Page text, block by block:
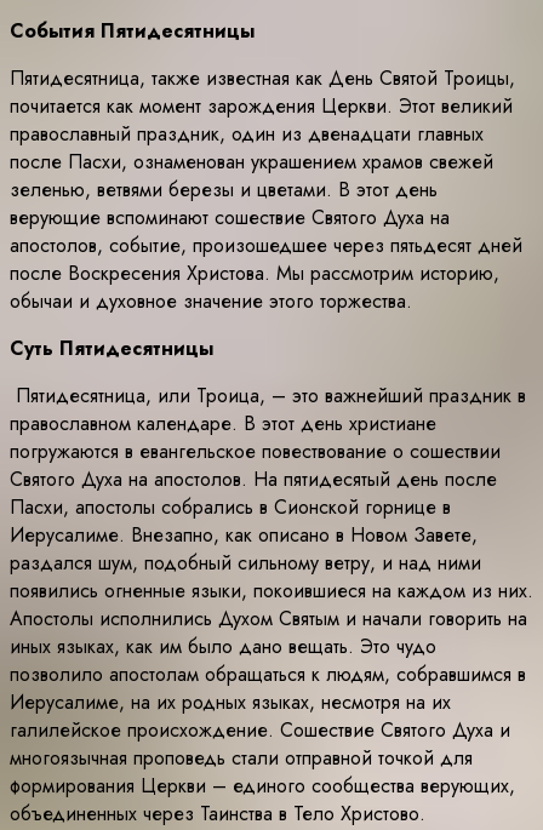
События Пятидесятницы
Пятидесятница, также известная как День Святой Троицы,
почитается как момент зарождения Церкви. Этот великий
православный праздник, один из двенадцати главных
после Пасхи, ознаменован украшением храмов свежей
зеленью, ветвями березы и цветами. В этот день
верующие вспоминают сошествие Святого Духа на
апостолов, событие, произошедшее через пятьдесят дней
после Воскресения Христова. Мы рассмотрим историю,
обычаи и духовное значение этого торжества.
Суть Пятидесятницы
Пятидесятница, или Троица, – это важнейший праздник в
православном календаре. В этот день христиане
погружаются в евангельское повествование о сошествии
Святого Духа на апостолов. На пятидесятый день после
Пасхи, апостолы собрались в Сионской горнице в
Иерусалиме. Внезапно, как описано в Новом Завете,
раздался шум, подобный сильному ветру, и над ними
появились огненные языки, покоившиеся на каждом из них.
Апостолы исполнились Духом Святым и начали говорить на
иных языках, как им было дано вещать. Это чудо
позволило апостолам обращаться к людям, собравшимся в
Иерусалиме, на их родных языках, несмотря на их
галилейское происхождение. Сошествие Святого Духа и
многоязычная проповедь стали отправной точкой для
формирования Церкви – единого сообщества верующих,
объединенных через Таинства в Тело Христово.